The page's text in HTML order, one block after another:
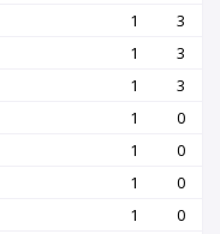
1
3
1
3
1
3
1
0
1
0
1
0
1
0